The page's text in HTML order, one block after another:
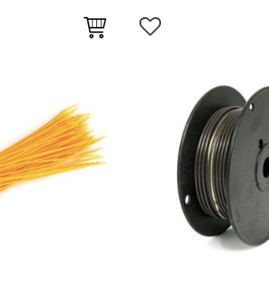
Lägg till i favoriter